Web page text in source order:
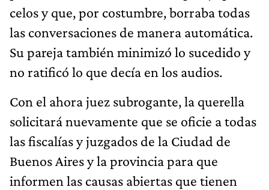
celos y que, por costumbre, borraba todas
las conversaciones de manera automática.
Su pareja también minimizó lo sucedido y
no ratificó lo que decía en los audios.
Con el ahora juez subrogante, la querella
solicitará nuevamente que se oficie a todas
las fiscalías y juzgados de la Ciudad de
Buenos Aires y la provincia para que
informen las causas abiertas que tienen